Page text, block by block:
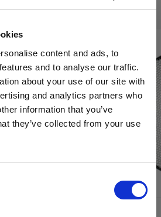
content and ads, to
and to analyse our traffic.
about your use of our site with
and analytics partners who
information that you’ve
they’ve collected from your use
変更しますか？